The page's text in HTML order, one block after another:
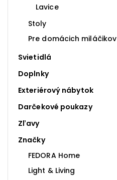
Lavice
Stoly
Pre domácich miláčikov
Svietidlá
Doplnky
Exteriérový nábytok
Darčekové poukazy
Zľavy
Značky
FEDORA Home
Light & Living